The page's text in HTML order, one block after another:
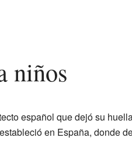
niños
español que dejó su
en España, donde